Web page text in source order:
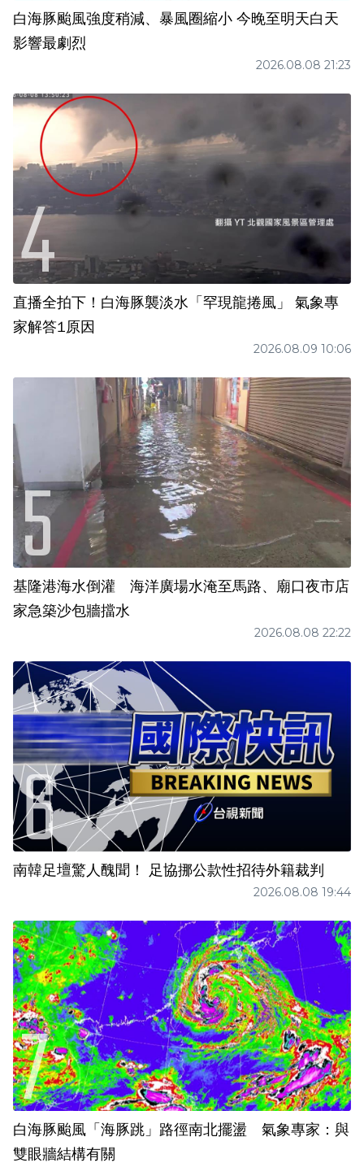
白海豚颱風強度稍減、暴風圈縮小 今晚至明天白天
影響最劇烈
2026.08.08 21:23
直播全拍下！白海豚襲淡水「罕現龍捲風」 氣象專
家解答1原因
2026.08.09 10:06
基隆港海水倒灌 海洋廣場水淹至馬路、廟口夜市店
家急築沙包牆擋水
2026.08.08 22:22
南韓足壇驚人醜聞！ 足協挪公款性招待外籍裁判
2026.08.08 19:44
白海豚颱風「海豚跳」路徑南北擺盪 氣象專家：與
雙眼牆結構有關